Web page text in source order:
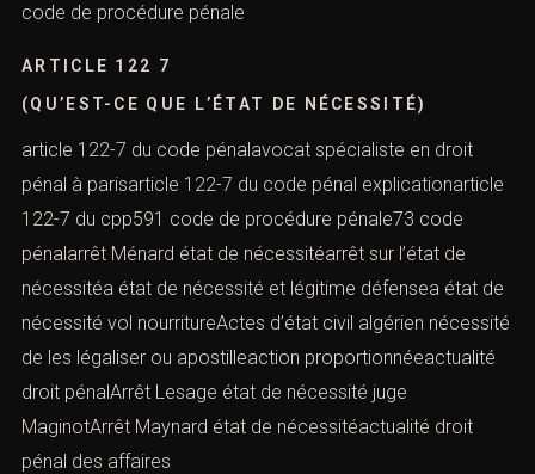
code de procédure pénale
ARTICLE 122 7
(QU’EST-CE QUE L’ÉTAT DE NÉCESSITÉ)
article 122-7 du code pénalavocat spécialiste en droit
pénal à parisarticle 122-7 du code pénal explicationarticle
122-7 du cpp591 code de procédure pénale73 code
pénalarrêt Ménard état de nécessitéarrêt sur l’état de
nécessitéa état de nécessité et légitime défensea état de
nécessité vol nourritureActes d’état civil algérien nécessité
de les légaliser ou apostilleaction proportionnéeactualité
droit pénalArrêt Lesage état de nécessité juge
MaginotArrêt Maynard état de nécessitéactualité droit
pénal des affaires